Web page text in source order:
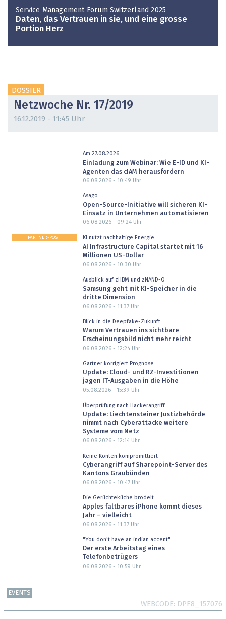
Service Management Forum Switzerland 2025
Daten, das Vertrauen in sie, und eine grosse
Portion Herz
DOSSIER
Netzwoche Nr. 17/2019
16.12.2019 - 11:45 Uhr
Am 27.08.2026
Einladung zum Webinar: Wie E-ID und KI-
Agenten das cIAM herausfordern
06.08.2026 - 10:49 Uhr
Asago
Open-Source-Initiative will sicheren KI-
Einsatz in Unternehmen automatisieren
06.08.2026 - 09:24Uhr
PARTNER-POST KI nutzt nachhaltige Energie
AI Infrastructure Capital startet mit 16
Millionen US-Dollar
06.08.2026 - 10:30 Uhr
Ausblick auf zHBM und zNAND-O
Samsung geht mit KI-Speicher in die
dritte Dimension
06.08.2026 - 11:37Uhr
Blick in die Deepfake-Zukunft
Warum Vertrauen ins sichtbare
Erscheinungsbild nicht mehr reicht
06.08.2026 - 12:24Uhr
Gartner korrigiert Prognose
Update: Cloud- und RZ-Investitionen
jagen IT-Ausgaben in die Höhe
05.08.2026 - 15:39 Uhr
Überprüfung nach Hackerangriff
Update: Liechtensteiner Justizbehörde
nimmt nach Cyberattacke weitere
Systeme vom Netz
06.08.2026 - 12:14Uhr
Keine Konten kompromittiert
Cyberangriff auf Sharepoint-Server des
Kantons Graubünden
06.08.2026 - 10:47Uhr
Die Gerüchteküche brodelt
Apples faltbares iPhone kommt dieses
Jahr – vielleicht
06.08.2026 - 11:37Uhr
"You don't have an indian accent"
Der erste Arbeitstag eines
Telefonbetrügers
06.08.2026 - 10:59 Uhr
EVENTS
WEBCODE DPF8_157076